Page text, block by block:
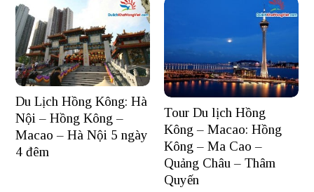
Du Lịch Hồng Kông: Hà
Nội – Hồng Kông –
Macao – Hà Nội 5 ngày
4 đêm
Tour Du lịch Hồng
Kông – Macao: Hồng
Kông – Ma Cao –
Quảng Châu – Thâm
Quyến